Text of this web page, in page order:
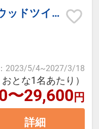
ご夫婦・カップ
など幅広いお客
ランです。
た静かな環境の
ではのゆったり
過ごしくださ
温泉内風呂付 和室ハリウッドツイン（バス/トイレ付/禁煙/定員3名）
： 2023/5/4~2027/3/18
とな1名あたり）
〜29,600円
詳細